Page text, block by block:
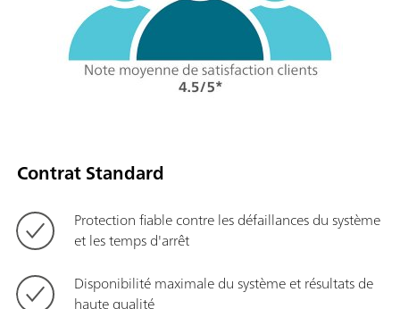
Contrat Standard
Protection fiable contre les défaillances du système
et les temps d'arrêt
Disponibilité maximale du système et résultats de
haute qualité